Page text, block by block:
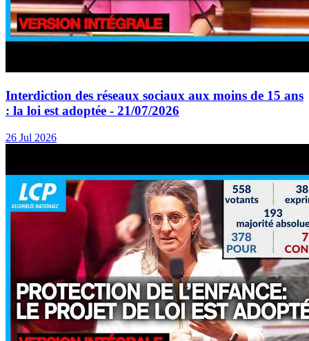
Interdiction des réseaux sociaux aux moins de 15 ans
: la loi est adoptée - 21/07/2026
26 Jul 2026